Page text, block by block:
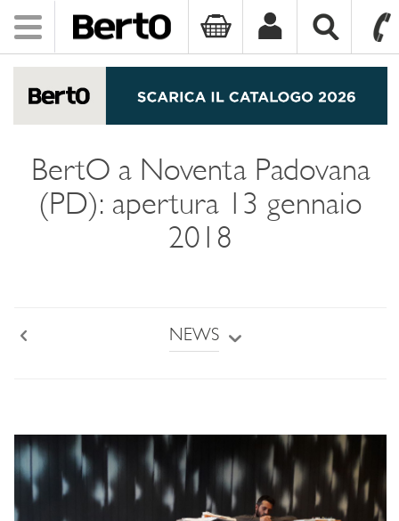
Toggle
navigation
BertO a Noventa Padovana
(PD): apertura 13 gennaio
2018
NEWS